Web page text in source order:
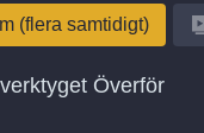
(flera samtidigt)
Överför